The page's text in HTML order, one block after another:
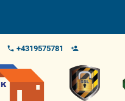
phone +4319575781 person_add_alt_1